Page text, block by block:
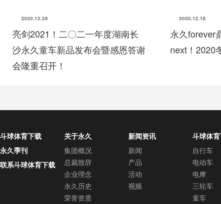
2020.12.29
亮剑2021！二〇二一年度湖南长
沙永久童车新品发布会暨感恩答谢
会隆重召开！
2020.12.18
永久forever
next！2020
斗球体育下载
永久季刊
联系斗球体育下载
关于永久
集团概况
总裁致辞
企业理念
永久历史
荣誉资质
新闻资讯
新闻
产品
活动
视频
斗球体
中心
自行车
电动车
电摩
三轮车
童车